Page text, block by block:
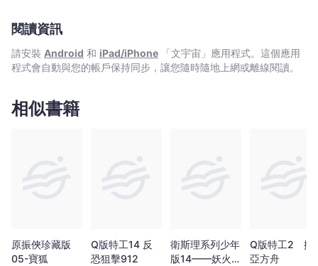
小說，因為筆下一字一句都能原汁原味送到讀者面前，格外親切。
說系列廣受小讀者歡迎，長踞暢銷書榜。 繪畫﹕余遠鍠 從事多年漫
畫工作。著名作品有﹕《數碼暴龍》（改編自日本著名動畫,行銷全
好書之一）,《動夢成真》（中學電影動畫藝術教材——香港生產力
促進局製作）,《大偵探福爾摩斯》（全港最受歡迎圖畫故事系列，
閱讀資訊
請安裝 Android 和 iPad/iPhone 「文宇宙」應用程式。這個應用
程式會自動與您的帳戶保持同步，讓您隨時隨地上網或離線閱讀。
相似書籍
原振俠珍藏版
05-寶狐
Q版特工14 反
恐狙擊912
衛斯理系列少年
版14——妖火
Q版特工2 挪
亞方舟